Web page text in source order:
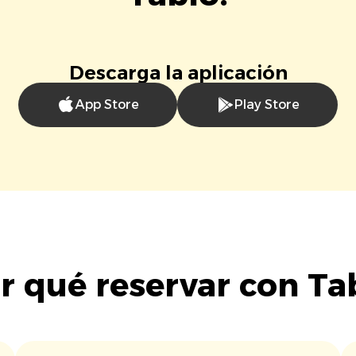
Descarga la aplicación
App Store Play Store
qué reservar con